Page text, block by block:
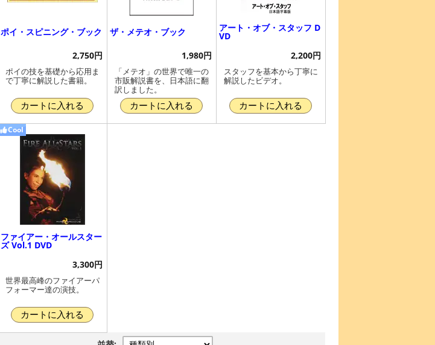
ポイ・スピニング・ブック
2,750円
ポイの技を基礎から応用ま
で丁寧に解説した書籍。
カートに入れる
ザ・メテオ・ブック
1,980円
「メテオ」の世界で唯一の
市販解説書を、日本語に翻
訳しました。
カートに入れる
アート・オブ・スタッフ D
VD
2,200円
スタッフを基本から丁寧に
解説したビデオ。
カートに入れる
Cool
ファイアー・オールスター
ズ Vol.1 DVD
3,300円
世界最高峰のファイアーパ
フォーマー達の演技。
カートに入れる